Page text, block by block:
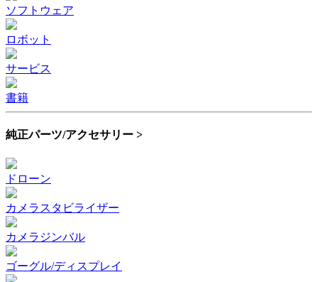
ソフトウェア
ロボット
サービス
書籍
純正パーツ/アクセサリー >
ドローン
カメラスタビライザー
カメラジンバル
ゴーグル/ディスプレイ